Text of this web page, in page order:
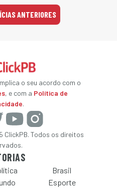
ANTERIORES
o seu acordo com o
, e com a Política de
.
Todos os direitos
Brasil
Esporte